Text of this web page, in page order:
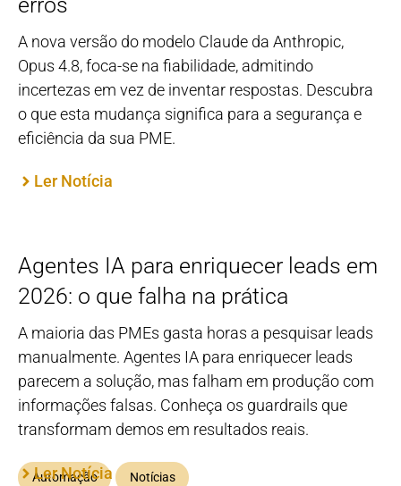
A nova versão do modelo Claude da Anthropic,
Opus 4.8, foca-se na fiabilidade, admitindo
incertezas em vez de inventar respostas. Descubra
o que esta mudança significa para a segurança e
eficiência da sua PME.
Ler Notícia
Automação Notícias
Agentes IA para enriquecer leads em
2026: o que falha na prática
A maioria das PMEs gasta horas a pesquisar leads
manualmente. Agentes IA para enriquecer leads
parecem a solução, mas falham em produção com
informações falsas. Conheça os guardrails que
transformam demos em resultados reais.
Ler Notícia